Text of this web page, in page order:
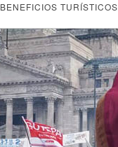
BENEFICIOS TURÍSTICOS